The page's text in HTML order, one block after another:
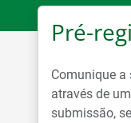
Pré-
Comunique
através de
submissão,